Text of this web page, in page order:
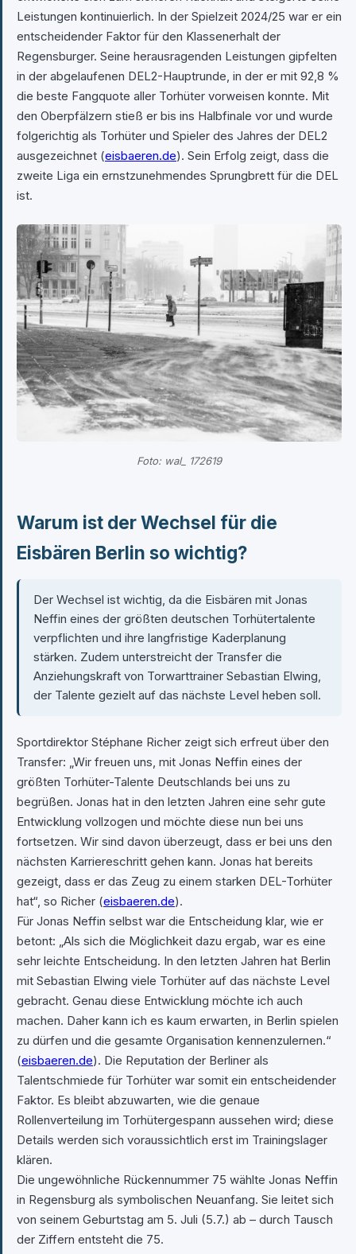
Leistungen kontinuierlich. In der Spielzeit 2024/25 war er ein
entscheidender Faktor für den Klassenerhalt der
Regensburger. Seine herausragenden Leistungen gipfelten
in der abgelaufenen DEL2-Hauptrunde, in der er mit 92,8 %
die beste Fangquote aller Torhüter vorweisen konnte. Mit
den Oberpfälzern stieß er bis ins Halbfinale vor und wurde
folgerichtig als Torhüter und Spieler des Jahres der DEL2
ausgezeichnet (eisbaeren.de). Sein Erfolg zeigt, dass die
zweite Liga ein ernstzunehmendes Sprungbrett für die DEL
ist.
Foto: wal_ 172619
Warum ist der Wechsel für die
Eisbären Berlin so wichtig?
Der Wechsel ist wichtig, da die Eisbären mit Jonas
Neffin eines der größten deutschen Torhütertalente
verpflichten und ihre langfristige Kaderplanung
stärken. Zudem unterstreicht der Transfer die
Anziehungskraft von Torwarttrainer Sebastian Elwing,
der Talente gezielt auf das nächste Level heben soll.
Sportdirektor Stéphane Richer zeigt sich erfreut über den
Transfer: „Wir freuen uns, mit Jonas Neffin eines der
größten Torhüter-Talente Deutschlands bei uns zu
begrüßen. Jonas hat in den letzten Jahren eine sehr gute
Entwicklung vollzogen und möchte diese nun bei uns
fortsetzen. Wir sind davon überzeugt, dass er bei uns den
nächsten Karriereschritt gehen kann. Jonas hat bereits
gezeigt, dass er das Zeug zu einem starken DEL-Torhüter
hat“, so Richer (eisbaeren.de).
Für Jonas Neffin selbst war die Entscheidung klar, wie er
betont: „Als sich die Möglichkeit dazu ergab, war es eine
sehr leichte Entscheidung. In den letzten Jahren hat Berlin
mit Sebastian Elwing viele Torhüter auf das nächste Level
gebracht. Genau diese Entwicklung möchte ich auch
machen. Daher kann ich es kaum erwarten, in Berlin spielen
zu dürfen und die gesamte Organisation kennenzulernen.“
(eisbaeren.de). Die Reputation der Berliner als
Talentschmiede für Torhüter war somit ein entscheidender
Faktor. Es bleibt abzuwarten, wie die genaue
Rollenverteilung im Torhütergespann aussehen wird; diese
Details werden sich voraussichtlich erst im Trainingslager
klären.
Die ungewöhnliche Rückennummer 75 wählte Jonas Neffin
in Regensburg als symbolischen Neuanfang. Sie leitet sich
von seinem Geburtstag am 5. Juli (5.7.) ab – durch Tausch
der Ziffern entsteht die 75.